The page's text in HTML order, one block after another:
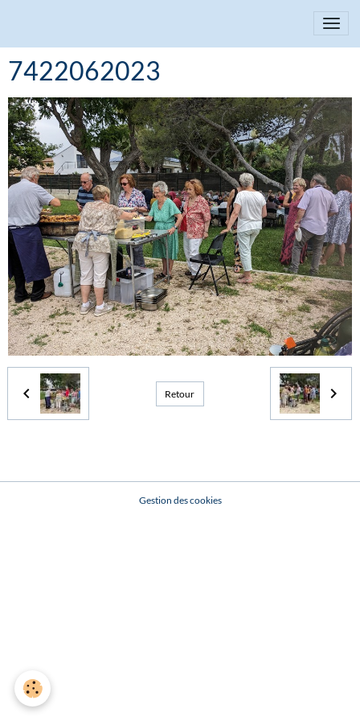
7422062023
Retour
Gestion des cookies